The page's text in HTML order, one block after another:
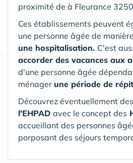
proximité de à Fleurance
Ces établissements peuvent
une personne âgée de
une hospitalisation. C'est
accorder des vacances aux
d'une personne âgée
ménager une période de
Découvrez éventuellement des
l'EHPAD avec le concept des
accueillant des personnes
porposant des séjours